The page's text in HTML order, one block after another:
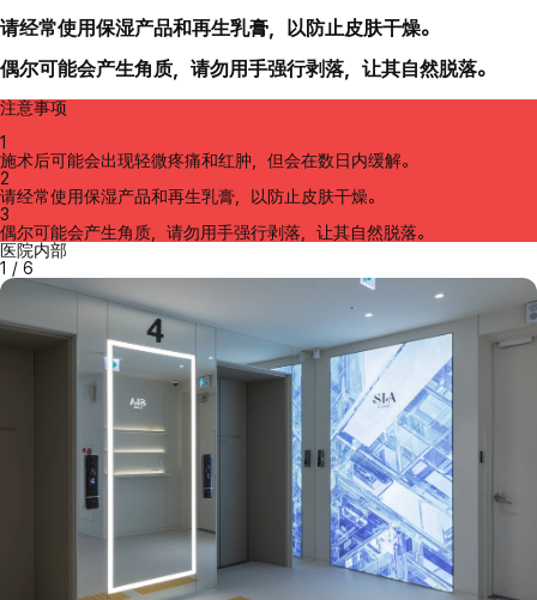
请经常使用保湿产品和再生乳膏，以防止皮肤干燥。
偶尔可能会产生角质，请勿用手强行剥落，让其自然脱落。
注意事项
1
施术后可能会出现轻微疼痛和红肿，但会在数日内缓解。
2
请经常使用保湿产品和再生乳膏，以防止皮肤干燥。
3
偶尔可能会产生角质，请勿用手强行剥落，让其自然脱落。
医院内部
1 / 6